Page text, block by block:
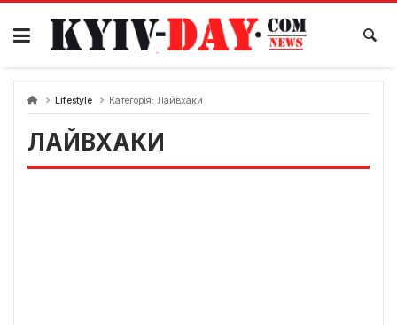
Перейти
вмісту
Lifestyle Категорія: Лайвхаки
ЛАЙВХАКИ